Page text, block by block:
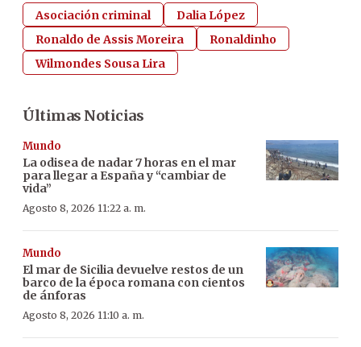
Asociación criminal
Dalia López
Ronaldo de Assis Moreira
Ronaldinho
Wilmondes Sousa Lira
Últimas Noticias
Mundo
La odisea de nadar 7 horas en el mar
para llegar a España y “cambiar de
vida”
Agosto 8, 2026 11:22 a. m.
Mundo
El mar de Sicilia devuelve restos de un
barco de la época romana con cientos
de ánforas
Agosto 8, 2026 11:10 a. m.